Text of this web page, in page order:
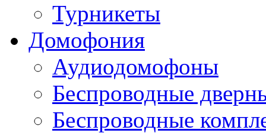
Турникеты
Домофония
Аудиодомофоны
Беспроводные
Беспроводные